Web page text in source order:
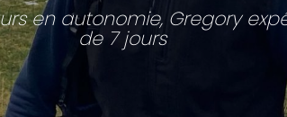
en autonomie, Gregory
de 7 jours